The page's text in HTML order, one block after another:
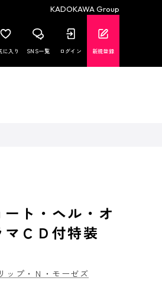
KADOKAWA Group
に入り SNS一覧 ログイン 新規登録
ト・ヘル・オ
ＣＤ付特装
ップ・Ｎ・モーゼズ